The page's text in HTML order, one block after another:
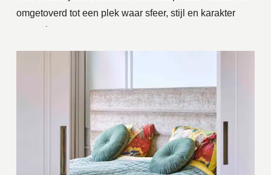
omgetoverd tot een plek waar sfeer, stijl en karakter
samenkomen.